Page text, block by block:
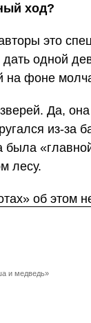
ход?
это
дать одной
на фоне
Да, она
из-за
лесу.
об этом
и медведь»